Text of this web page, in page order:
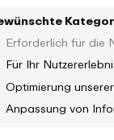
Erforderlich für die
Für Ihr
Optimierung
Anpassung von